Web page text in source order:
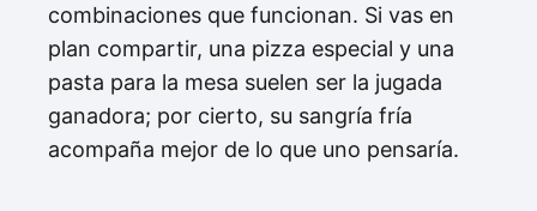
combinaciones que funcionan. Si vas en
plan compartir, una pizza especial y una
pasta para la mesa suelen ser la jugada
ganadora; por cierto, su sangría fría
acompaña mejor de lo que uno pensaría.